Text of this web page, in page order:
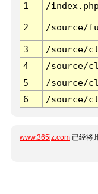
1
/index.php
2 /source/
3 /source/
4
/source/
5
/source/
6
/source/
www.365jz.com 已经将